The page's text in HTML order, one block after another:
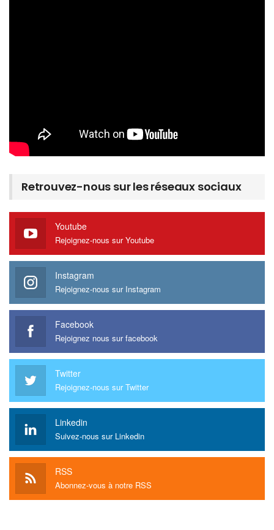
Retrouvez-nous sur les réseaux sociaux
Youtube
Rejoignez-nous sur Youtube
Instagram
Rejoignez-nous sur Instagram
Facebook
Rejoignez nous sur facebook
Twitter
Rejoignez-nous sur Twitter
Linkedin
Suivez-nous sur Linkedin
RSS
Abonnez-vous à notre RSS